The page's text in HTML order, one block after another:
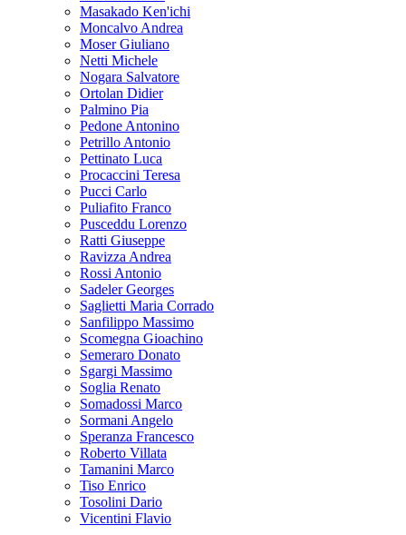
Masakado Ken'ichi
Moncalvo Andrea
Moser Giuliano
Netti Michele
Nogara Salvatore
Ortolan Didier
Palmino Pia
Pedone Antonino
Petrillo Antonio
Pettinato Luca
Procaccini Teresa
Pucci Carlo
Puliafito Franco
Pusceddu Lorenzo
Ratti Giuseppe
Ravizza Andrea
Rossi Antonio
Sadeler Georges
Saglietti Maria Corrado
Sanfilippo Massimo
Scomegna Gioachino
Semeraro Donato
Sgargi Massimo
Soglia Renato
Somadossi Marco
Sormani Angelo
Speranza Francesco
Roberto Villata
Tamanini Marco
Tiso Enrico
Tosolini Dario
Vicentini Flavio